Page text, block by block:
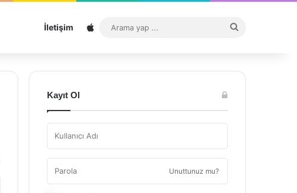
İletişim Sitemap
...
Kayıt Ol
Unuttunuz mu?